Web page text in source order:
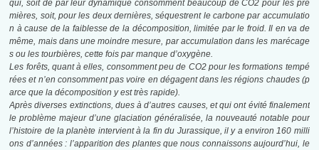
qui, soit de par leurdynamique consomment beaucoup de CO2 pour les pre
mières, soit, pour les deux dernières, séquestrent le carbone par accumulatio
n à cause de la faiblesse de la décomposition, limitée par le froid. Il en va de
même, mais dans une moindre mesure, par accumulation dans les marécage
s ou les tourbières, cette fois par manque d’oxygène.
Les forêts, quant à elles, consomment peu de CO2 pour les formations tempé
réeset n’en consomment pas voire en dégagent dans les régions chaudes (p
arce quela décomposition y est très rapide).
Après diverses extinctions, dues à d’autres causes, et qui ont évité finalement
le problèmemajeur d’une glaciation généralisée, la nouveauté notable pour
l’histoire de la planète intervient à la fin du Jurassique, il y a environ 160 milli
ons d’années : l’apparition des plantes que nous connaissons aujourd’hui, le